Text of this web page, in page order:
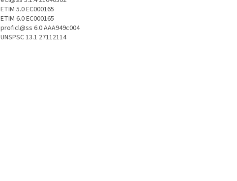
ETIM 5.0 EC000165
ETIM 6.0 EC000165
proficl@ss 6.0 AAA949c004
UNSPSC 13.1 27112114